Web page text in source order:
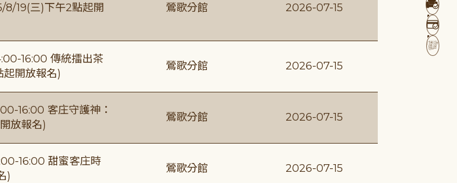
8/19(三)下午2點起開
鶯歌分館 2026-07-15
16:00 傳統擂出茶
起開放報名)
鶯歌分館 2026-07-15
16:00 客庄守護神：
放報名)
鶯歌分館 2026-07-15
16:00 甜蜜客庄時
)
鶯歌分館 2026-07-15